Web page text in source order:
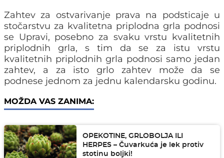
Zahtev za ostvarivanje prava na podsticaje u
stočarstvu za kvalitetna priplodna grla podnosi
se Upravi, posebno za svaku vrstu kvalitetnih
priplodnih grla, s tim da se za istu vrstu
kvalitetnih priplodnih grla podnosi samo jedan
zahtev, a za isto grlo zahtev može da se
podnese jednom za jednu kalendarsku godinu.
MOŽDA VAS ZANIMA:
OPEKOTINE, GRLOBOLJA ILI
HERPES – Čuvarkuća je lek protiv
stotinu boljki!